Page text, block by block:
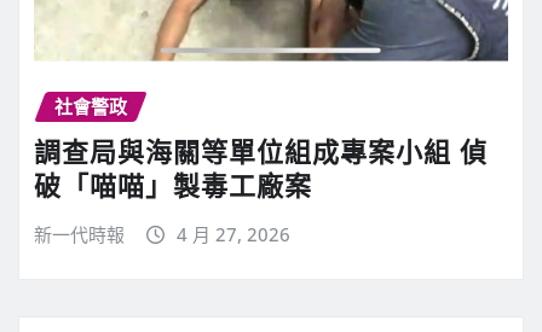
社會警政
調查局與海關等單位組成專案小組 偵
破「喵喵」製毒工廠案
新一代時報 4 月 27, 2026